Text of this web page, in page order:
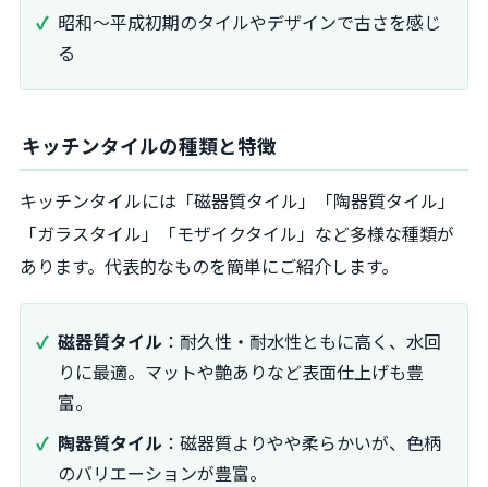
昭和〜平成初期のタイルやデザインで古さを感じ
る
キッチンタイルの種類と特徴
キッチンタイルには「磁器質タイル」「陶器質タイル」
「ガラスタイル」「モザイクタイル」など多様な種類が
あります。代表的なものを簡単にご紹介します。
磁器質タイル ：耐久性・耐水性ともに高く、水回
りに最適。マットや艶ありなど表面仕上げも豊
富。
陶器質タイル ：磁器質よりやや柔らかいが、色柄
のバリエーションが豊富。